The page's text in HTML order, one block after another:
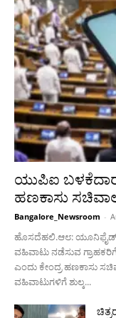
ಯುಪಿಐ
ಹಣಕಾಸು
Bangalore_Newsroom -
ಹೊಸದೆಹಲಿ.ಆ೮:
ವಹಿವಾಟು ನಡೆಸುವ ಗ್ರಾಹಕರಿಗೆ
ಎಂದು ಕೇಂದ್ರ ಹಣಕಾಸು
ವಹಿವಾಟುಗಳಿಗೆ ಶುಲ್ಕ...